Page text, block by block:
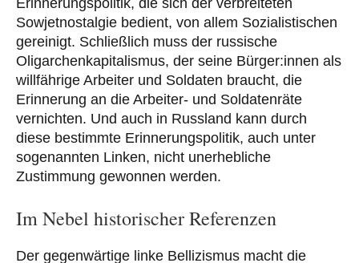
Erinnerungspolitik, die sich der verbreiteten
Sowjetnostalgie bedient, von allem Sozialistischen
gereinigt. Schließlich muss der russische
Oligarchenkapitalismus, der seine Bürger:innen als
willfährige Arbeiter und Soldaten braucht, die
Erinnerung an die Arbeiter- und Soldatenräte
vernichten. Und auch in Russland kann durch
diese bestimmte Erinnerungspolitik, auch unter
sogenannten Linken, nicht unerhebliche
Zustimmung gewonnen werden.
Im Nebel historischer Referenzen
Der gegenwärtige linke Bellizismus macht die